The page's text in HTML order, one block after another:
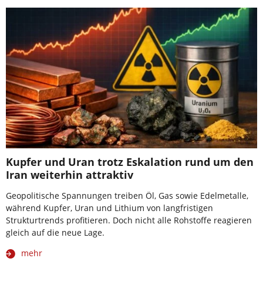
Kupfer und Uran trotz Eskalation rund um den
Iran weiterhin attraktiv
Geopolitische Spannungen treiben Öl, Gas sowie Edelmetalle,
während Kupfer, Uran und Lithium von langfristigen
Strukturtrends profitieren. Doch nicht alle Rohstoffe reagieren
gleich auf die neue Lage.
mehr